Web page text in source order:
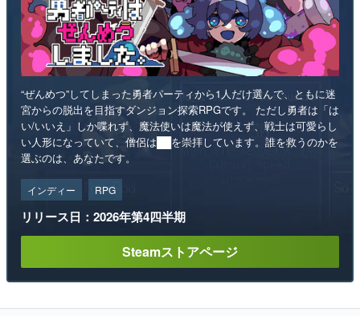
“ぜんめつ”してしまった勇者パーティから1人だけ選んで、ともに迷
宮からの脱出を目指すダンジョン探索RPGです。 ただし勇者は「は
い/いいえ」しか喋れず、魔法使いは魔法が使えず、戦士は可愛らし
い人形になっていて、僧侶は██を崇拝しています。誰を救うのかを
選ぶのは、あなたです。
インディー RPG
リリース日：2026年第4四半期
Steamストアページ